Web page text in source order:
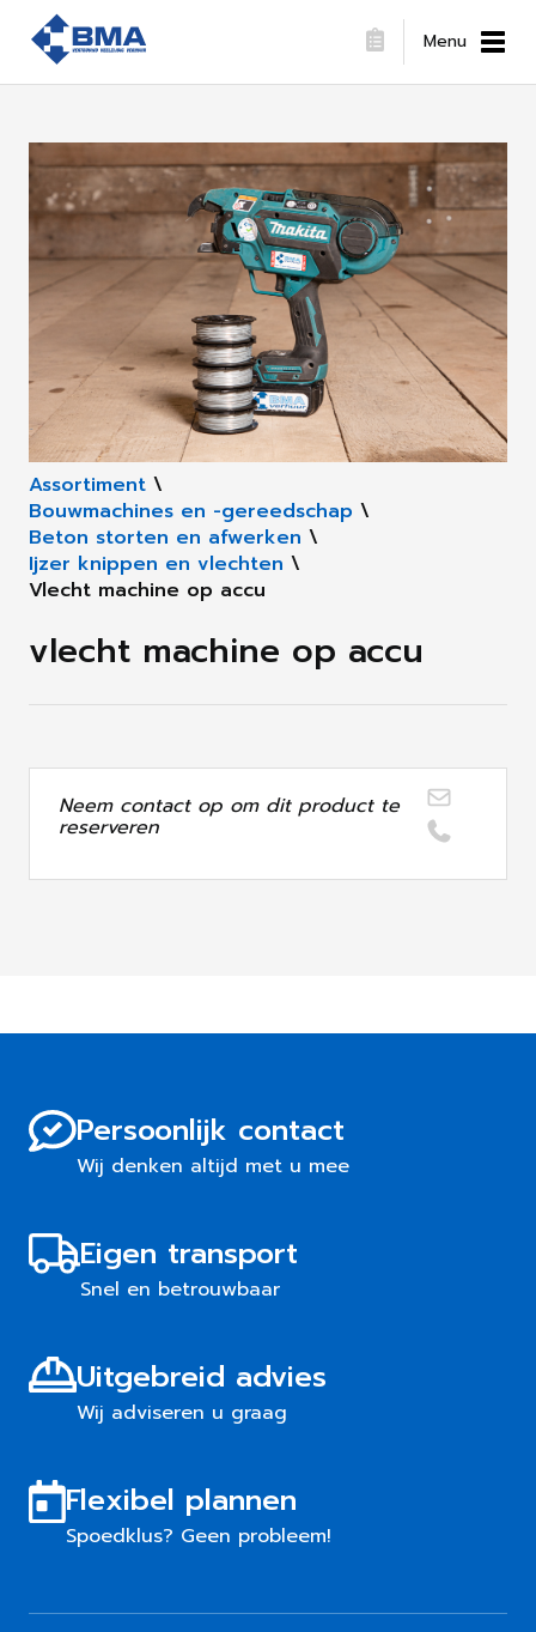
Menu
Assortiment \
Bouwmachines en -gereedschap \
Beton storten en afwerken \
Ijzer knippen en vlechten \
Vlecht machine op accu
vlecht machine op accu
Neem contact op om dit product te
reserveren
Persoonlijk contact
Wij denken altijd met u mee
Eigen transport
Snel en betrouwbaar
Uitgebreid advies
Wij adviseren u graag
Flexibel plannen
Spoedklus? Geen probleem!